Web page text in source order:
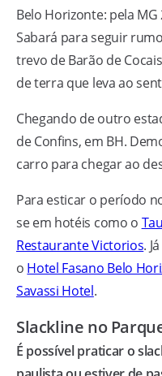
Belo Horizonte: pela
Sabará para seguir
trevo de Barão de
de terra que leva ao
Chegando de outro
de Confins, em BH.
carro para chegar ao
Para esticar o período
se em hotéis como o
Restaurante Victorios.
o Hotel Fasano Belo
Savassi Hotel.
Slackline no
É possível praticar o